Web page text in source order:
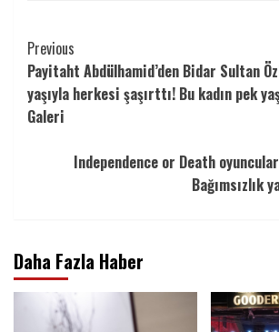
Continue
Reading
Previous
Payitaht Abdülhamid’den Bidar Sultan
yaşıyla herkesi şaşırttı! Bu kadın pek
Galeri
Independence or Death
Bağımsızlık
Daha Fazla Haber